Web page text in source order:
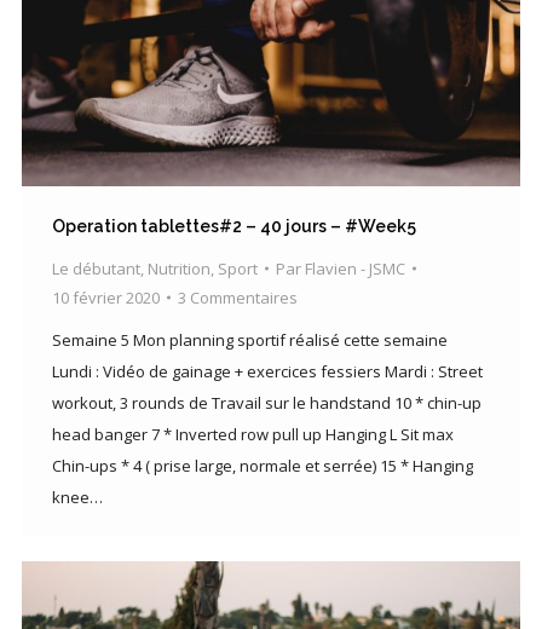
Operation tablettes#2 – 40 jours – #Week5
Le débutant, Nutrition, Sport Par Flavien - JSMC
10 février 2020
3 Commentaires
Semaine 5 Mon planning sportif réalisé cette semaine
Lundi : Vidéo de gainage + exercices fessiers Mardi : Street
workout, 3 rounds de Travail sur le handstand 10 * chin-up
head banger 7 * Inverted row pull up Hanging L Sit max
Chin-ups * 4 ( prise large, normale et serrée) 15 * Hanging
knee…